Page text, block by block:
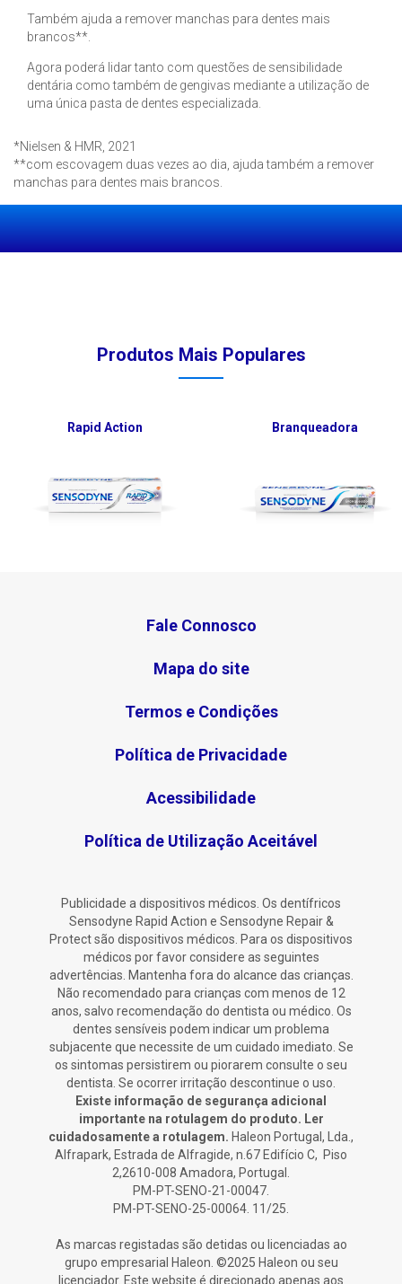
Também ajuda a remover manchas para dentes mais
brancos**.
Agora poderá lidar tanto com questões de sensibilidade
dentária como também de gengivas mediante a utilização de
uma única pasta de dentes especializada.
*Nielsen & HMR, 2021
**com escovagem duas vezes ao dia, ajuda também a remover
manchas para dentes mais brancos.
Produtos Mais Populares
Rapid Action Branqueadora
Fale Connosco
Mapa do site
Termos e Condições
Política de Privacidade
Acessibilidade
Política de Utilização Aceitável
Publicidade a dispositivos médicos. Os dentífricos
Sensodyne Rapid Action e Sensodyne Repair &
Protect são dispositivos médicos. Para os dispositivos
médicos por favor considere as seguintes
advertências. Mantenha fora do alcance das crianças.
Não recomendado para crianças com menos de 12
anos, salvo recomendação do dentista ou médico. Os
dentes sensíveis podem indicar um problema
subjacente que necessite de um cuidado imediato. Se
os sintomas persistirem ou piorarem consulte o seu
dentista. Se ocorrer irritação descontinue o uso.
Existe informação de segurança adicional
importante na rotulagem do produto. Ler
cuidadosamente a rotulagem. Haleon Portugal, Lda.,
Alfrapark, Estrada de Alfragide, n.67 Edifício C, Piso
2,2610-008 Amadora, Portugal.
PM-PT-SENO-21-00047.
PM-PT-SENO-25-00064. 11/25.
As marcas registadas são detidas ou licenciadas ao
grupo empresarial Haleon. ©2025 Haleon ou seu
licenciador. Este website é direcionado apenas aos